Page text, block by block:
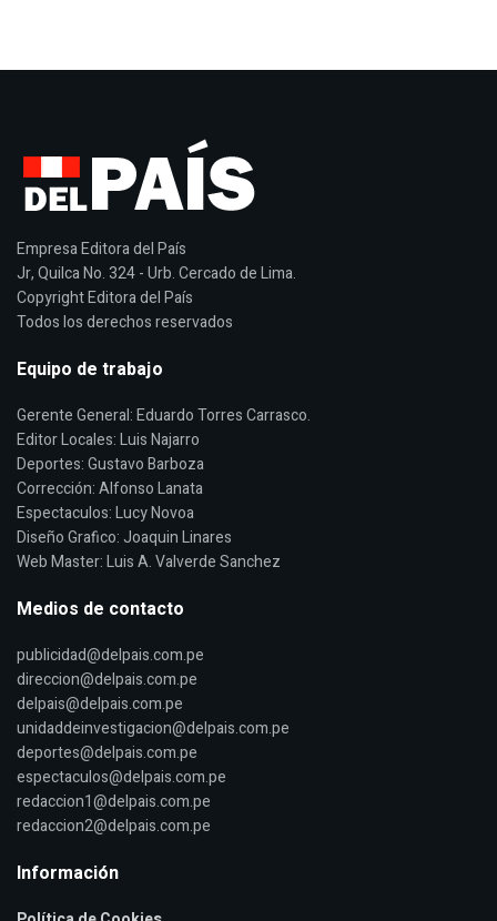
Empresa Editora del País
Jr, Quilca No. 324 - Urb. Cercado de Lima.
Copyright Editora del País
Todos los derechos reservados
Equipo de trabajo
Gerente General: Eduardo Torres Carrasco.
Editor Locales: Luis Najarro
Deportes: Gustavo Barboza
Corrección: Alfonso Lanata
Espectaculos: Lucy Novoa
Diseño Grafico: Joaquin Linares
Web Master: Luis A. Valverde Sanchez
Medios de contacto
publicidad@delpais.com.pe
direccion@delpais.com.pe
delpais@delpais.com.pe
unidaddeinvestigacion@delpais.com.pe
deportes@delpais.com.pe
espectaculos@delpais.com.pe
redaccion1@delpais.com.pe
redaccion2@delpais.com.pe
Información